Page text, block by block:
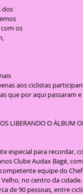
os
aos ciclistas
que por aqui passaram
LIBERANDO O ÁLBUM
Clube Audax Bagé,
equipe do Chef
no centro da cidade.